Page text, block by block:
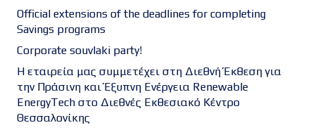
Official extensions of the deadlines for completing
Savings programs
Corporate souvlaki party!
Η εταιρεία μας συμμετέχει στη Διεθνή Έκθεση για
την Πράσινη και Έξυπνη Ενέργεια Renewable
EnergyTech στο Διεθνές Εκθεσιακό Κέντρο
Θεσσαλονίκης